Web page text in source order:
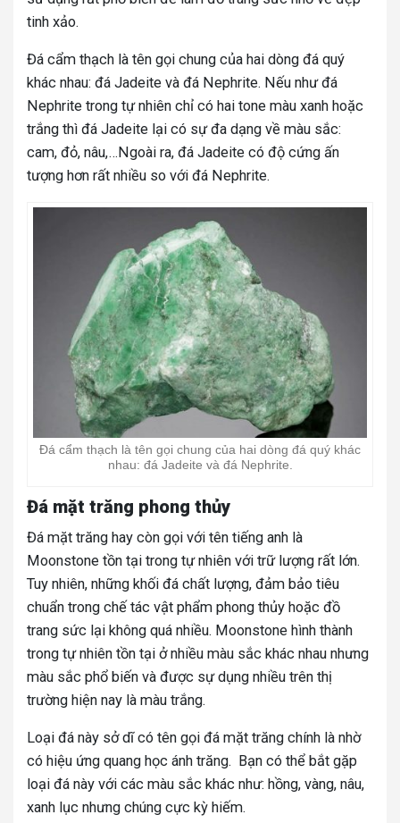
tinh xảo.
Đá cẩm thạch là tên gọi chung của hai dòng đá quý
khác nhau: đá Jadeite và đá Nephrite. Nếu như đá
Nephrite trong tự nhiên chỉ có hai tone màu xanh hoặc
trắng thì đá Jadeite lại có sự đa dạng về màu sắc:
cam, đỏ, nâu,…Ngoài ra, đá Jadeite có độ cứng ấn
tượng hơn rất nhiều so với đá Nephrite.
Đá cẩm thạch là tên gọi chung của hai dòng đá quý khác
nhau: đá Jadeite và đá Nephrite.
Đá mặt trăng phong thủy
Đá mặt trăng hay còn gọi với tên tiếng anh là
Moonstone tồn tại trong tự nhiên với trữ lượng rất lớn.
Tuy nhiên, những khối đá chất lượng, đảm bảo tiêu
chuẩn trong chế tác vật phẩm phong thủy hoặc đồ
trang sức lại không quá nhiều. Moonstone hình thành
trong tự nhiên tồn tại ở nhiều màu sắc khác nhau nhưng
màu sắc phổ biến và được sự dụng nhiều trên thị
trường hiện nay là màu trắng.
Loại đá này sở dĩ có tên gọi đá mặt trăng chính là nhờ
có hiệu ứng quang học ánh trăng. Bạn có thể bắt gặp
loại đá này với các màu sắc khác như: hồng, vàng, nâu,
xanh lục nhưng chúng cực kỳ hiếm.